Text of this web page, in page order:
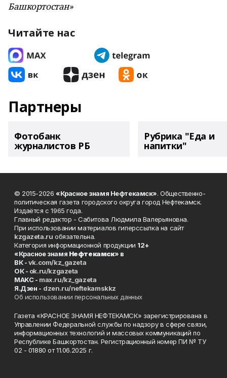
Башкортостан»
Читайте нас
Партнеры
Фотобанк
журналистов РБ
Рубрика "Еда и
напитки"
© 2015-2026 «Красное знамя Нефтекамск». Общественно-
политическая газета городского округа город Нефтекамск.
Издаётся с 1965 года.
Главный редактор - Сабитова Людмила Валерьяновна.
При использовании материалов гиперссылка на сайт
kzgazeta.ru обязательна.
Категория информационной продукции 12+
«Красное знамя Нефтекамск» в
ВК -vk.com/kz_gazeta
ОК - ok.ru/kzgazeta
MAKC - max.ru/kz_gazeta
Я.Дзен - dzen.ru/neftekamskkz
Об использовании персональных данных
Газета «КРАСНОЕ ЗНАМЯ НЕФТЕКАМСК» зарегистрирована в
Управлении Федеральной службы по надзору в сфере связи,
информационных технологий и массовых коммуникаций по
Республике Башкортостан. Регистрационный номер ПИ № ТУ
02 - 01880 от 11.06.2025 г.